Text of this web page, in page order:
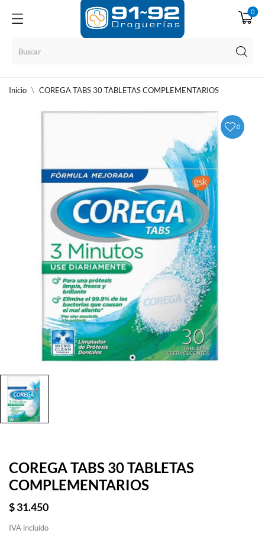
0
Inicio COREGA TABS 30 TABLETAS COMPLEMENTARIOS
0
COREGA TABS 30 TABLETAS
COMPLEMENTARIOS
$ 31.450
IVA incluído